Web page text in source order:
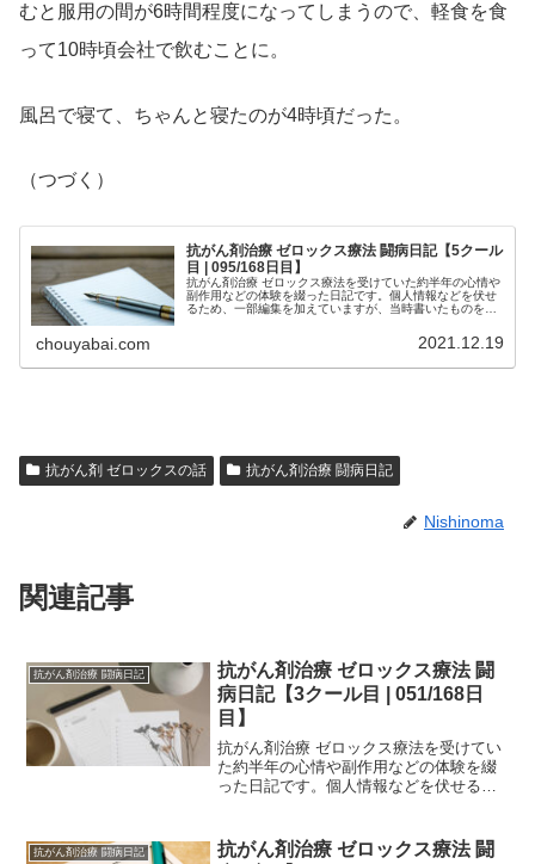
むと服用の間が6時間程度になってしまうので、軽食を食
って10時頃会社で飲むことに。
風呂で寝て、ちゃんと寝たのが4時頃だった。
（つづく）
抗がん剤治療 ゼロックス療法 闘病日記【5クール
目 | 095/168日目】
抗がん剤治療 ゼロックス療法を受けていた約半年の心情や
副作用などの体験を綴った日記です。個人情報などを伏せ
るため、一部編集を加えていますが、当時書いたものを、
chouyabai.com 2021.12.19
抗がん剤 ゼロックスの話 抗がん剤治療 闘病日記
Nishinoma
関連記事
抗がん剤治療 闘病日記
抗がん剤治療 ゼロックス療法 闘
病日記【3クール目 | 051/168日
目】
抗がん剤治療 ゼロックス療法を受けてい
た約半年の心情や副作用などの体験を綴
った日記です。個人情報などを伏せるた
す。治療中の方は、どの時期でどのよう
抗がん剤治療 闘病日記
抗がん剤治療 ゼロックス療法 闘